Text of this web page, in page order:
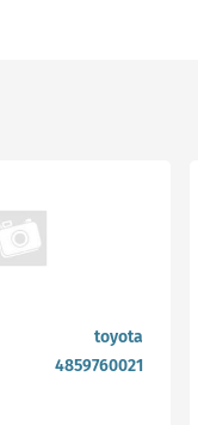
toyota
4859760021